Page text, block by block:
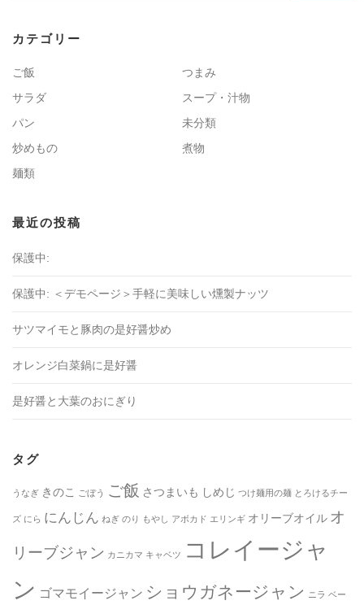
カテゴリー
ご飯
つまみ
サラダ
スープ・汁物
パン
未分類
炒めもの
煮物
麺類
最近の投稿
保護中:
保護中: ＜デモページ＞手軽に美味しい燻製ナッツ
サツマイモと豚肉の是好醤炒め
オレンジ白菜鍋に是好醤
是好醤と大葉のおにぎり
タグ
うなぎ きのこ ごぼう ご飯 さつまいも しめじ つけ麺用の麺 とろけるチー
ズ にら にんじん ねぎ のり もやし アボカド エリンギ オリーブオイル オ
リーブジャン カニカマ キャベツ
コレイージャ
ン ゴマモイージャン ショウガネージャン ニラ ベー